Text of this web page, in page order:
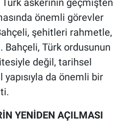
askerinin geçmişten
önemli görevler
şehitleri rahmetle,
Bahçeli, Türk ordusunun
değil, tarihsel
da önemli bir
YENİDEN AÇILMASI